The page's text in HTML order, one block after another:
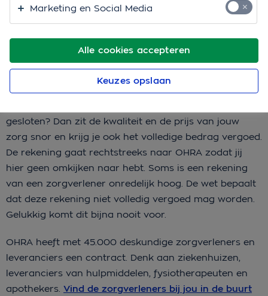
zorgverleners die tegen een redelijke prijs goede zorg
leveren, worden contracten gesloten.
Kies je voor een zorgverlener
met contract?
gesloten? Dan zit de kwaliteit en de prijs van jouw
zorg snor en krijg je ook het volledige bedrag vergoed.
De rekening gaat rechtstreeks naar OHRA zodat jij
hier geen omkijken naar hebt. Soms is een rekening
van een zorgverlener onredelijk hoog. De wet bepaalt
dat deze rekening niet volledig vergoed mag worden.
Gelukkig komt dit bijna nooit voor.
OHRA heeft met 45.000 deskundige zorgverleners en
leveranciers een contract. Denk aan ziekenhuizen,
leveranciers van hulpmiddelen, fysiotherapeuten en
apothekers. Vind de zorgverleners bij jou in de buurt
Alle cookies accepteren
Marketing en Social Media
Keuzes opslaan